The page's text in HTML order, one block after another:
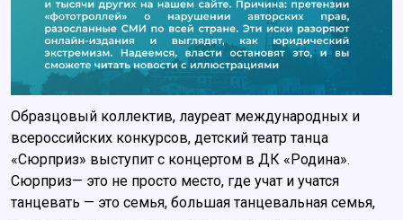
Образцовый коллектив, лауреат международных и
всероссийских конкурсов, детский театр танца
«Сюрприз» выступит с концертом в ДК «Родина».
Сюрприз— это не просто место, где учат и учатся
танцевать — это семья, большая танцевальная семья,